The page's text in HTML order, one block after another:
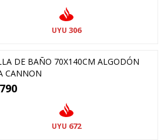
UYU 306
DE BAÑO 70X140CM ALGODÓN
CANNON
790
UYU 672